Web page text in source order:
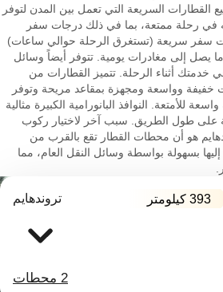
السريعة التي تعمل بين المدن لتوفر
في رحلة ممتعة، بما في ذلك درجات سفر
سفر سريعة (تستغرق الرحلة حوالي ساعات)
يصل إلى مغادرات يومية. تتوفر أيضاً وسائل
خدمتك أثناء الرحلة. تتميز القطارات من
خفيفة وواسعة ومجهزة بمقاعد مريحة وتوفر
للأمتعة. النوافذ البانورامية الكبيرة مثالية
على طول الطريق. سبب آخر لاختيار ركوب
هو أن محطات القطار تقع بالقرب من
بسهولة بواسطة وسائل النقل العام، مما
393 كيلومتر تروندهايم
2 محطات